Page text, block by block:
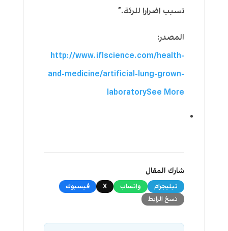
تسبب اضرارا للرئة.”
المصدر:
http://www.iflscience.com/health-
and-medicine/artificial-lung-grown-
laboratorySee More
شارك المقال
تيليجرام واتساب X
فيسبوك
نسخ الرابط